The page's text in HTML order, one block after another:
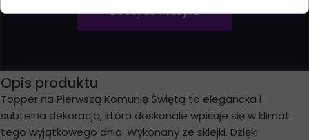
Dodaj do koszyka
Opis produktu
Topper na Pierwszą Komunię Świętą to elegancka i
subtelna dekoracja, która doskonale wpisuje się w klimat
tego wyjątkowego dnia. Wykonany ze sklejki. Dzięki